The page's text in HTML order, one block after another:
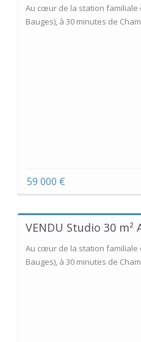
Au cœur de la station familiale
Bauges), à 30 minutes de
59 000 €
VENDU Studio 30 m²
Au cœur de la station familiale
Bauges), à 30 minutes de